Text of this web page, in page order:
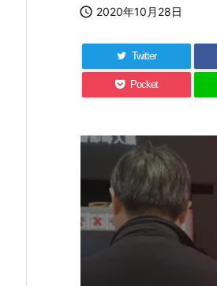
 2020年10月28日
Twitter
Pocket